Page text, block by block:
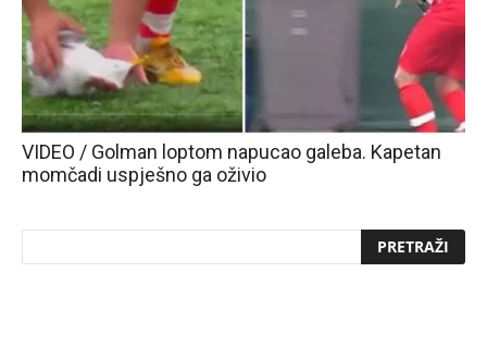
VIDEO / Golman loptom napucao galeba. Kapetan
momčadi uspješno ga oživio